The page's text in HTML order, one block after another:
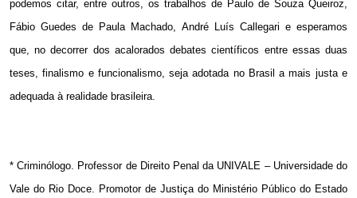
podemos citar, entre outros, os trabalhos de Paulo de Souza Queiroz,
Fábio Guedes de Paula Machado, André Luís Callegari e esperamos
que, no decorrer dos acalorados debates científicos entre essas duas
teses, finalismo e funcionalismo, seja adotada no Brasil a mais justa e
adequada à realidade brasileira.
* Criminólogo. Professor de Direito Penal da UNIVALE – Universidade do
Vale do Rio Doce. Promotor de Justiça do Ministério Público do Estado